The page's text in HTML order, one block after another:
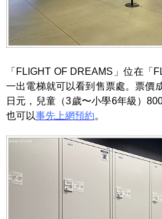
「FLIGHT OF DREAMS」位在「
一出電梯就可以看到售票處。票價
日元，兒童（3歲〜小學6年級）
也可以事先上網預約。